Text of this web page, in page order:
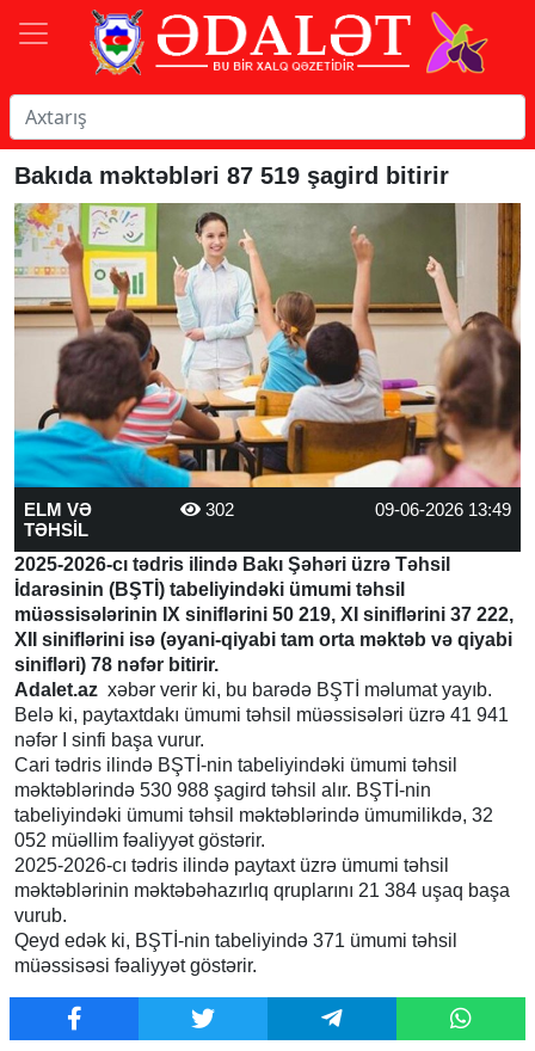
Bakıda məktəbləri 87 519 şagird bitirir
ELM VƏ
TƏHSİL
302 09-06-2026 13:49
2025-2026-cı tədris ilində Bakı Şəhəri üzrə Təhsil
İdarəsinin (BŞTİ) tabeliyindəki ümumi təhsil
müəssisələrinin IX siniflərini 50 219, XI siniflərini 37 222,
XII siniflərini isə (əyani-qiyabi tam orta məktəb və qiyabi
sinifləri) 78 nəfər bitirir.
Adalet.az xəbər verir ki, bu barədə BŞTİ məlumat yayıb.
Belə ki, paytaxtdakı ümumi təhsil müəssisələri üzrə 41 941
nəfər I sinfi başa vurur.
Cari tədris ilində BŞTİ-nin tabeliyindəki ümumi təhsil
məktəblərində 530 988 şagird təhsil alır. BŞTİ-nin
tabeliyindəki ümumi təhsil məktəblərində ümumilikdə, 32
052 müəllim fəaliyyət göstərir.
2025-2026-cı tədris ilində paytaxt üzrə ümumi təhsil
məktəblərinin məktəbəhazırlıq qruplarını 21 384 uşaq başa
vurub.
Qeyd edək ki, BŞTİ-nin tabeliyində 371 ümumi təhsil
müəssisəsi fəaliyyət göstərir.